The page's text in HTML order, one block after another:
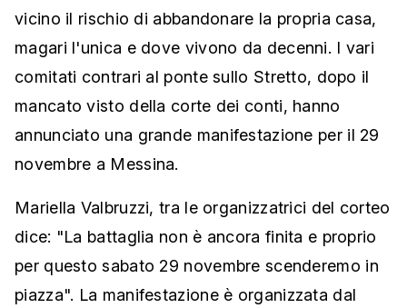
vicino il rischio di abbandonare la propria casa,
magari l'unica e dove vivono da decenni. I vari
comitati contrari al ponte sullo Stretto, dopo il
mancato visto della corte dei conti, hanno
annunciato una grande manifestazione per il 29
novembre a Messina.
Mariella Valbruzzi, tra le organizzatrici del corteo
dice: "La battaglia non è ancora finita e proprio
per questo sabato 29 novembre scenderemo in
piazza". La manifestazione è organizzata dal